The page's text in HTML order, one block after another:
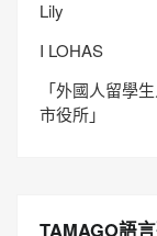
Lily
I LOHAS
「外國人留學
市役所」
TAMAGO語